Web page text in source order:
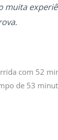
com 52
de 53